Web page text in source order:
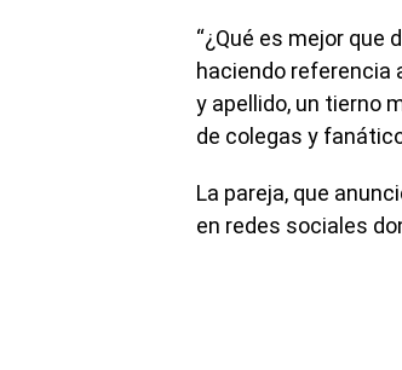
“¿Qué es mejor que
haciendo referencia
y apellido, un tierno
de colegas y
La pareja, que
en redes sociales